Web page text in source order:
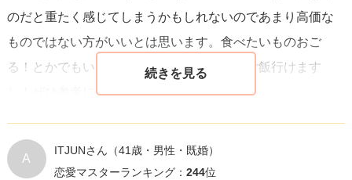
深く考えすぎず、 素直な気持ちを伝えることが、素敵な関
係を築く第一歩です。自分の心に従い、少しずつ一緒に歩
んでいくことを楽しんでくださいね。
のだと重たく感じてしまうかもしれないのであまり高価な
ものではない方がいいとは思います。食べたいものおご
る！とかでもいいですね。そしたら一緒にご飯行けます
し！ぜひ参考にしてみてください♪
A
ITJUNさん （41歳・男性・既婚）
恋愛マスターランキング： 244位